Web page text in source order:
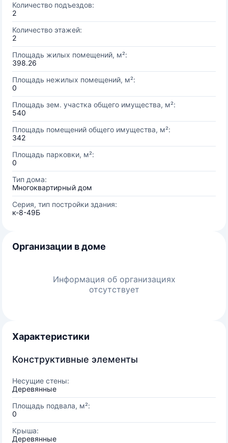
Количество подъездов:
2
Количество этажей:
2
Площадь жилых помещений, м²:
398.26
Площадь нежилых помещений, м²:
0
Площадь зем. участка общего имущества, м²:
540
Площадь помещений общего имущества, м²:
342
Площадь парковки, м²:
0
Тип дома:
Многоквартирный дом
Серия, тип постройки здания:
к-8-49Б
Организации в доме
Информация об организациях
отсутствует
Характеристики
Конструктивные элементы
Несущие стены:
Деревянные
Площадь подвала, м²:
0
Крыша:
Деревянные